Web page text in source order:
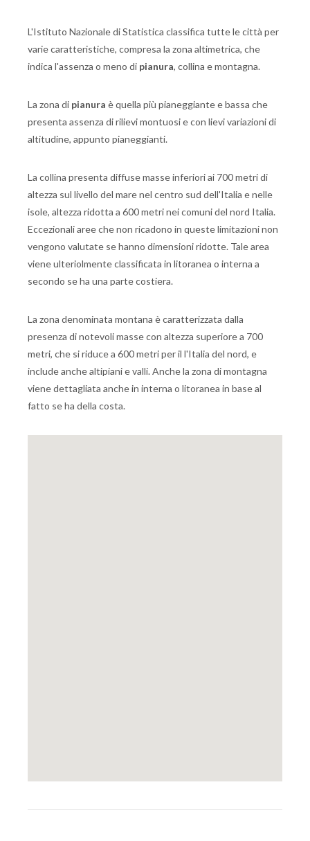
L'Istituto Nazionale di Statistica classifica tutte le città per
varie caratteristiche, compresa la zona altimetrica, che
indica l'assenza o meno di pianura, collina e montagna.
La zona di pianura è quella più pianeggiante e bassa che
presenta assenza di rilievi montuosi e con lievi variazioni di
altitudine, appunto pianeggianti.
La collina presenta diffuse masse inferiori ai 700 metri di
altezza sul livello del mare nel centro sud dell'Italia e nelle
isole, altezza ridotta a 600 metri nei comuni del nord Italia.
Eccezionali aree che non ricadono in queste limitazioni non
vengono valutate se hanno dimensioni ridotte. Tale area
viene ulteriolmente classificata in litoranea o interna a
secondo se ha una parte costiera.
La zona denominata montana è caratterizzata dalla
presenza di notevoli masse con altezza superiore a 700
metri, che si riduce a 600 metri per il l'Italia del nord, e
include anche altipiani e valli. Anche la zona di montagna
viene dettagliata anche in interna o litoranea in base al
fatto se ha della costa.